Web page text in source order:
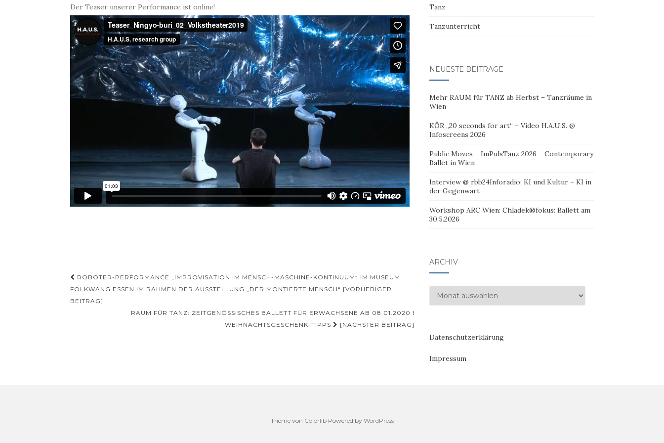
Der Teaser unserer Performance ist online!
Beitragsnavigation
ROBOTER-PERFORMANCE „IMPROVISATION IM MENSCH-MASCHINE-KONTINUUM“ IM MUSEUM
FOLKWANG ESSEN IM RAHMEN DER AUSSTELLUNG „DER MONTIERTE MENSCH“ [VORHERIGER
BEITRAG]
RAUM FÜR TANZ: ZEITGENÖSSISCHES BALLETT FÜR ERWACHSENE AB 08.01.2020 I
WEIHNACHTSGESCHENK-TIPPS
[NÄCHSTER BEITRAG]
Tanz
Tanzunterricht
NEUESTE BEITRÄGE
Mehr RAUM für TANZ ab Herbst – Tanzräume in
Wien
KÖR „20 seconds for art“ – Video H.A.U.S. @
Infoscreens 2026
Public Moves – ImPulsTanz 2026 – Contemporary
Ballet in Wien
Interview @ rbb24Inforadio: KI und Kultur – KI in
der Gegenwart
Workshop ARC Wien: Chladek®fokus: Ballett am
30.5.2026
ARCHIV
Archiv
Datenschutzerklärung
Impressum
Theme von ColorlibPowered by WordPress